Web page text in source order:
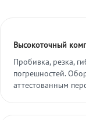
Высокоточный
Пробивка, резка,
погрешностей.
аттестованным